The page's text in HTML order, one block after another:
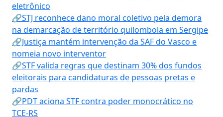
eletrônico
🔗STJ reconhece dano moral coletivo pela demora
na demarcação de território quilombola em Sergipe
🔗Justiça mantém intervenção da SAF do Vasco e
nomeia novo interventor
🔗STF valida regras que destinam 30% dos fundos
eleitorais para candidaturas de pessoas pretas e
pardas
🔗PDT aciona STF contra poder monocrático no
TCE-RS